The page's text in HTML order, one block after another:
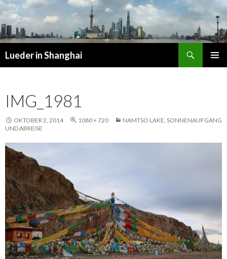
Lueder in Shanghai
IMG_1981
OKTOBER 2, 2014 1080 × 720
NAMTSO LAKE, SONNENAUFGANG
UND ABREISE